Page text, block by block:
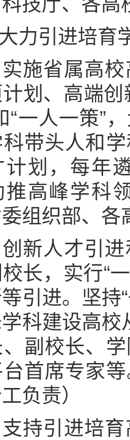
力引进培育
施省属高
划、高端
“一人一策”
带头人和
计划，每年
推高峰学科
组织部、各
新人才引
长，实行“
引进。坚持
科建设高校
副校长、
首席专家
负责）
持引进培